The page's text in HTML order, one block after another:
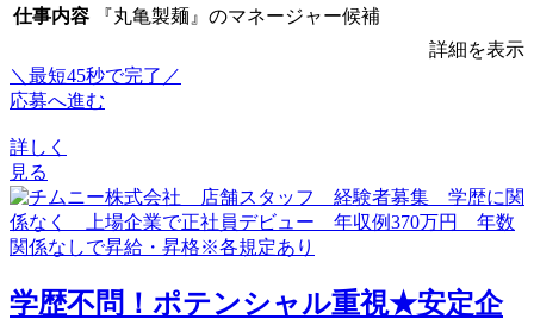
仕事内容
『丸亀製麺』のマネージャー候補
詳細を表示
＼最短45秒で完了／
応募へ進む
詳しく
見る
学歴不問！ポテンシャル重視★安定企